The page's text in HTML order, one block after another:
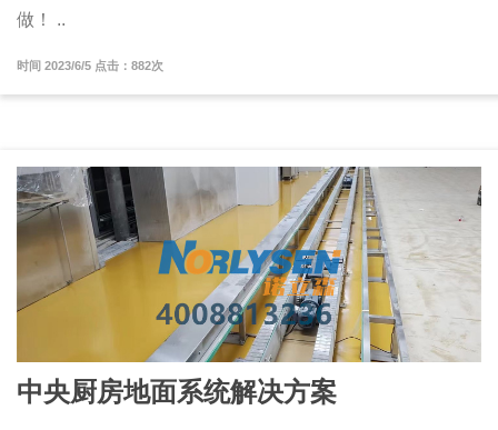
做！ ..
时间 2023/6/5 点击：882次
中央厨房地面系统解决方案